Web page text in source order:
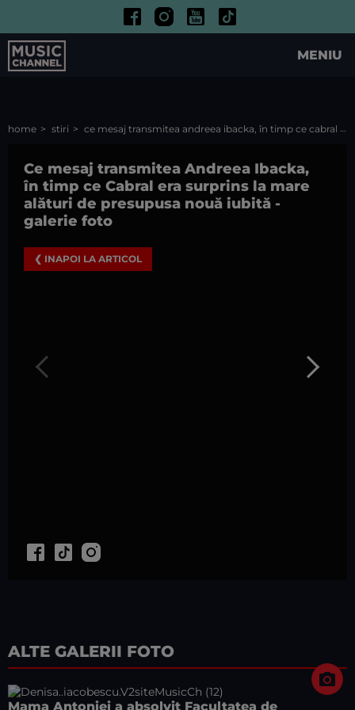
MENIU
home stiri ce mesaj transmitea andreea ibacka, în timp ce cabral era surprins la mare alături de presupusa nouă iubită
Ce mesaj transmitea Andreea Ibacka,
în timp ce Cabral era surprins la mare
alături de presupusa nouă iubită -
galerie foto
❮ INAPOI LA ARTICOL
ALTE GALERII FOTO
Mama Antoniei a absolvit Facultatea de